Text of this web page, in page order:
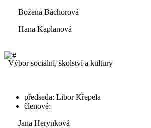
Božena Báchorová
Hana Kaplanová
Výbor sociální, školství a kultury
předseda: Libor Křepela
členové:
Jana Herynková